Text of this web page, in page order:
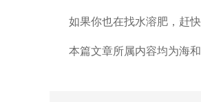
如果你也在找水溶肥 ，赶
本篇文章所属内容均为海